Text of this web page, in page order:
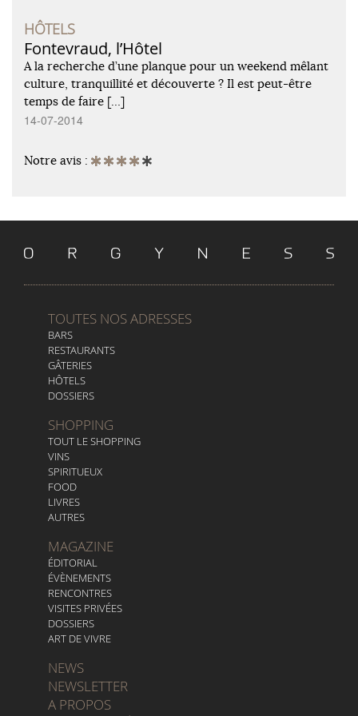
HÔTELS
Fontevraud, l’Hôtel
A la recherche d’une planque pour un weekend mêlant
culture, tranquillité et découverte ? Il est peut-être
temps de faire […]
14-07-2014
Notre avis :
TOUTES NOS ADRESSES
BARS
RESTAURANTS
GÂTERIES
HÔTELS
DOSSIERS
SHOPPING
TOUT LE SHOPPING
VINS
SPIRITUEUX
FOOD
LIVRES
AUTRES
MAGAZINE
ÉDITORIAL
ÉVÈNEMENTS
RENCONTRES
VISITES PRIVÉES
DOSSIERS
ART DE VIVRE
NEWS
NEWSLETTER
A PROPOS